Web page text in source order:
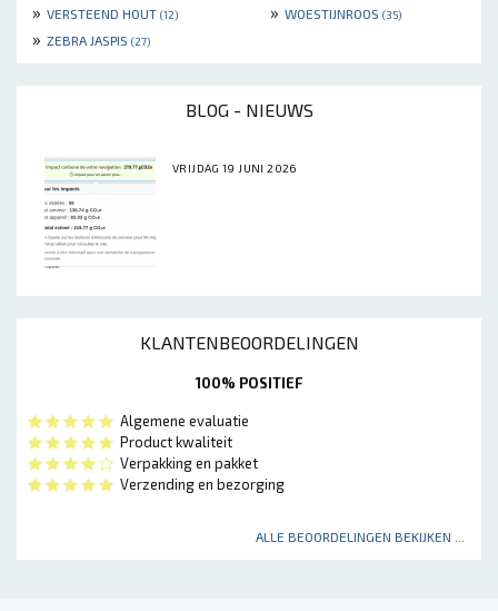
» VERSTEEND HOUT (12) » WOESTIJNROOS (35)
» ZEBRA JASPIS (27)
BLOG - NIEUWS
VRIJDAG 19 JUNI 2026
KLANTENBEOORDELINGEN
100% POSITIEF
Algemene evaluatie
Product kwaliteit
Verpakking en pakket
Verzending en bezorging
ALLE BEOORDELINGEN BEKIJKEN ...